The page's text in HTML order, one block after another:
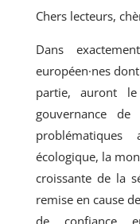
Chers lecteurs,
Dans
européen·nes
partie, auront
gouvernance de
problématiques
écologique, la
croissante de la
remise en cause
de confiance